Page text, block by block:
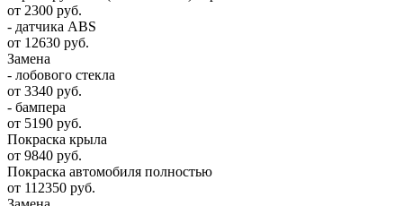
от 2300 руб.
- датчика ABS
от 12630 руб.
Замена
- лобового стекла
от 3340 руб.
- бампера
от 5190 руб.
Покраска крыла
от 9840 руб.
Покраска автомобиля полностью
от 112350 руб.